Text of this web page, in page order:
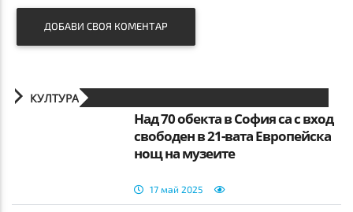
ДОБАВИ СВОЯ КОМЕНТАР
КУЛТУРА
Над 70 обекта в София са с вход
свободен в 21-вата Европейска
нощ на музеите
17 май 2025